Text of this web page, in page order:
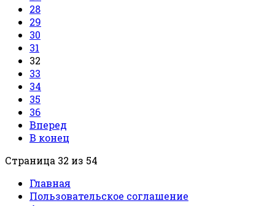
28
29
30
31
32
33
34
35
36
Вперед
В конец
Страница 32 из 54
Главная
Пользовательское соглашение